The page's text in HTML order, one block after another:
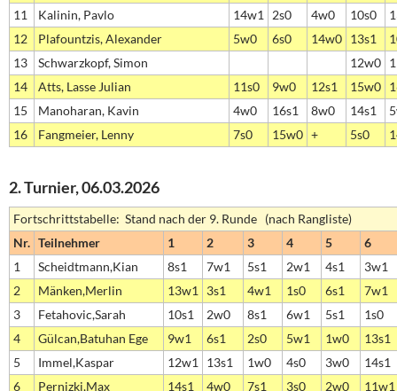
11
Kalinin, Pavlo 14w1 2s0 4w0 10s0
12
Plafountzis, Alexander 5w0 6s0 14w0 13s1
13
Schwarzkopf, Simon 12w0
14
Atts, Lasse Julian 11s0 9w0 12s1 15w0
15
Manoharan, Kavin 4w0 16s1 8w0 14s1
16
Fangmeier, Lenny 7s0 15w0 + 5s0
2. Turnier, 06.03.2026
Fortschrittstabelle: Stand nach der 9. Runde (nach Rangliste)
Nr. Teilnehmer 1 2 3 4 5
6
1
Scheidtmann,Kian 8s1 7w1 5s1 2w1 4s1
3w1
2
Mänken,Merlin 13w1 3s1 4w1 1s0 6s1
7w1
3
Fetahovic,Sarah 10s1 2w0 8s1 6w1 5s1
1s0
4
Gülcan,Batuhan Ege 9w1 6s1 2s0 5w1 1w0
13s1
5
Immel,Kaspar 12w1 13s1 1w0 4s0 3w0
14s1
6
Pernizki,Max 14s1 4w0 7s1 3s0 2w0
11w1